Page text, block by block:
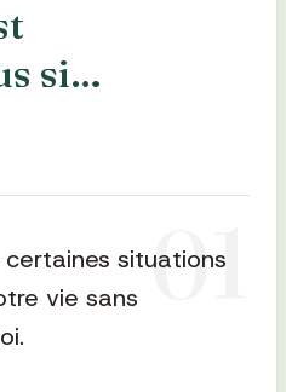
si…
01
situations
vie sans